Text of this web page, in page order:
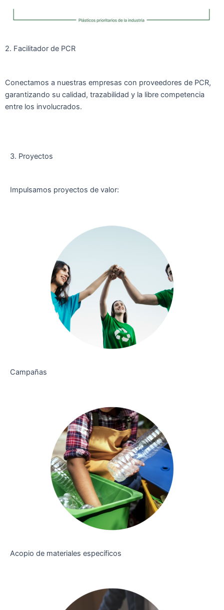
2. Facilitador de PCR
Conectamos a nuestras empresas con proveedores de PCR,
garantizando su calidad, trazabilidad y la libre competencia
entre los involucrados.
3. Proyectos
Impulsamos proyectos de valor:
Campañas
Acopio de materiales específicos